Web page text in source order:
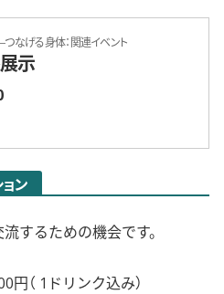
なげる身体：関連イベント
示
ン
するための機会です。
（ 1ドリンク込み）